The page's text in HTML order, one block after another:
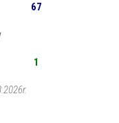
67
1